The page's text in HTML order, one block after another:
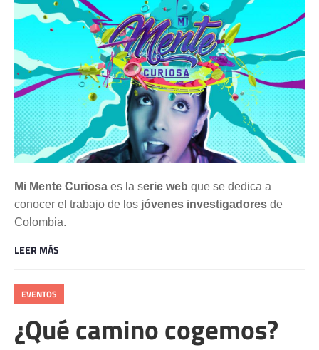
Mi Mente Curiosa es la serie web que se dedica a
conocer el trabajo de los jóvenes investigadores de
Colombia.
LEER MÁS
EVENTOS
¿Qué camino cogemos?